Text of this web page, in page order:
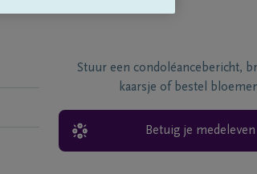
Stuur een condoléancebericht,
kaarsje of bestel
Betuig je medeleven